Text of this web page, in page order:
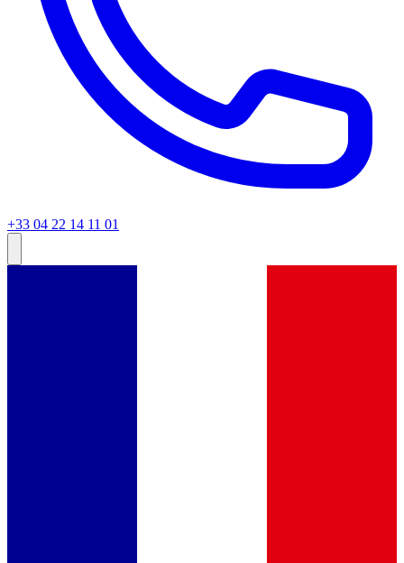
+33 04 22 14 11 01